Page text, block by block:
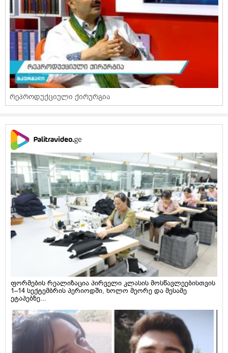
რეპროდუქციული ქირურგია
ფორმების რეალიზაცია პირველი კლასის მოსწავლეებისთვის
1–14 სექტემბრის პერიოდში, ხოლო მეორე და მესამე
ეტაპებზე...